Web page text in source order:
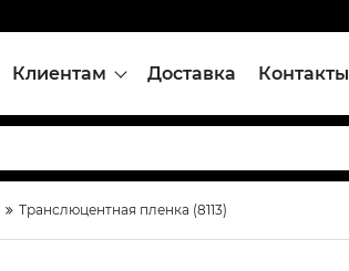
Клиентам Доставка Контакты
Транслюцентная пленка (8113)